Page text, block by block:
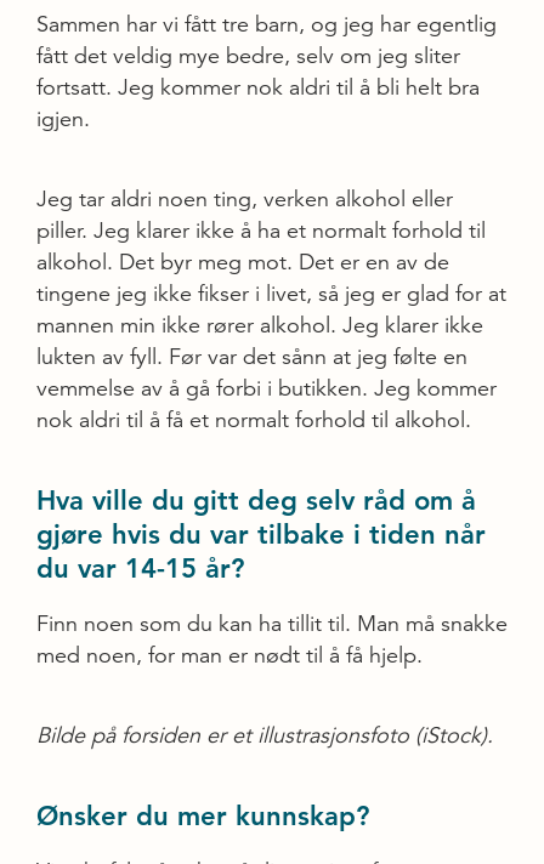
Sammen har vi fått tre barn, og jeg har egentlig
fått det veldig mye bedre, selv om jeg sliter
fortsatt. Jeg kommer nok aldri til å bli helt bra
igjen.
Jeg tar aldri noen ting, verken alkohol eller
piller. Jeg klarer ikke å ha et normalt forhold til
alkohol. Det byr meg mot. Det er en av de
tingene jeg ikke fikser i livet, så jeg er glad for at
mannen min ikke rører alkohol. Jeg klarer ikke
lukten av fyll. Før var det sånn at jeg følte en
vemmelse av å gå forbi i butikken. Jeg kommer
nok aldri til å få et normalt forhold til alkohol.
Hva ville du gitt deg selv råd om å
gjøre hvis du var tilbake i tiden når
du var 14-15 år?
Finn noen som du kan ha tillit til. Man må snakke
med noen, for man er nødt til å få hjelp.
Bilde på forsiden er et illustrasjonsfoto (iStock).
Ønsker du mer kunnskap?